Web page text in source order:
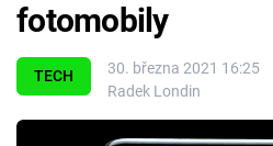
Témata
Filmy
TECH
30. března 2021 16:25
Radek Londin
fotomobily